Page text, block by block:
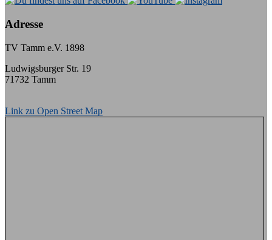
Adresse
TV Tamm e.V. 1898
Ludwigsburger Str. 19
71732 Tamm
Link zu Open Street Map